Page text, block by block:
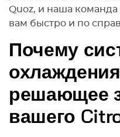
Quoz, и наша команда
вам быстро и по
Почему
решающее
вашего